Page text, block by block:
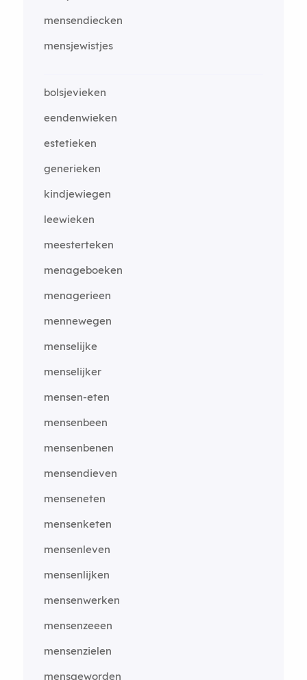
mensendiecken
mensjewistjes
bolsjevieken
eendenwieken
estetieken
generieken
kindjewiegen
leewieken
meesterteken
menageboeken
menagerieen
mennewegen
menselijke
menselijker
mensen-eten
mensenbeen
mensenbenen
mensendieven
menseneten
mensenketen
mensenleven
mensenlijken
mensenwerken
mensenzeeen
mensenzielen
mensgeworden